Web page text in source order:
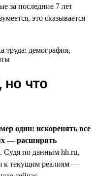
за последние 7 лет
это сказывается
но что
один: искоренять все
— расширять
. Судя по данным hh.ru,
к текущим реалиям —